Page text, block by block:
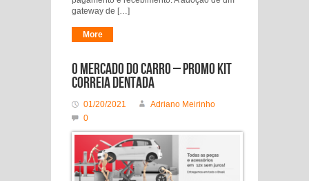
gateway de […]
More
O mercado do carro – promo Kit
Correia Dentada
01/20/2021
Adriano Meirinho
0